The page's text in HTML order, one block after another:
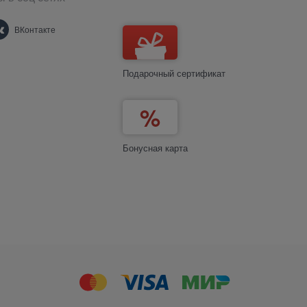
ВКонтакте
Подарочный сертификат
Бонусная карта